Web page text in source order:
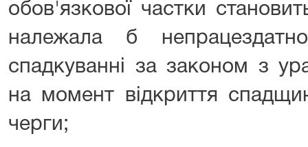
обов'язкової частки
належала б
спадкуванні за законом з
на момент відкриття
черги;